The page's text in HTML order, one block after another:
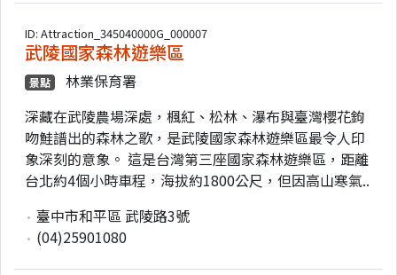
ID: Attraction_345040000G_000007
武陵國家森林遊樂區
景點
林業保育署
深藏在武陵農場深處，楓紅、松林、瀑布與臺灣櫻花鉤
吻鮭譜出的森林之歌，是武陵國家森林遊樂區最令人印
象深刻的意象。 這是台灣第三座國家森林遊樂區，距離
台北約4個小時車程，海拔約1800公尺，但因高山寒氣..
臺中市和平區 武陵路3號
(04)25901080